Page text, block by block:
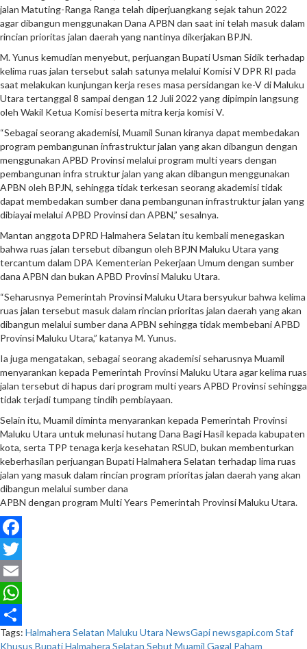
jalan Matuting-Ranga Ranga telah diperjuangkang sejak tahun 2022
agar dibangun menggunakan Dana APBN dan saat ini telah masuk dalam
rincian prioritas jalan daerah yang nantinya dikerjakan BPJN.
M. Yunus kemudian menyebut, perjuangan Bupati Usman Sidik terhadap
kelima ruas jalan tersebut salah satunya melalui Komisi V DPR RI pada
saat melakukan kunjungan kerja reses masa persidangan ke-V di Maluku
Utara tertanggal 8 sampai dengan 12 Juli 2022 yang dipimpin langsung
oleh Wakil Ketua Komisi beserta mitra kerja komisi V.
“Sebagai seorang akademisi, Muamil Sunan kiranya dapat membedakan
program pembangunan infrastruktur jalan yang akan dibangun dengan
menggunakan APBD Provinsi melalui program multi years dengan
pembangunan infra struktur jalan yang akan dibangun menggunakan
APBN oleh BPJN, sehingga tidak terkesan seorang akademisi tidak
dapat membedakan sumber dana pembangunan infrastruktur jalan yang
dibiayai melalui APBD Provinsi dan APBN,” sesalnya.
Mantan anggota DPRD Halmahera Selatan itu kembali menegaskan
bahwa ruas jalan tersebut dibangun oleh BPJN Maluku Utara yang
tercantum dalam DPA Kementerian Pekerjaan Umum dengan sumber
dana APBN dan bukan APBD Provinsi Maluku Utara.
“Seharusnya Pemerintah Provinsi Maluku Utara bersyukur bahwa kelima
ruas jalan tersebut masuk dalam rincian prioritas jalan daerah yang akan
dibangun melalui sumber dana APBN sehingga tidak membebani APBD
Provinsi Maluku Utara,” katanya M. Yunus.
Ia juga mengatakan, sebagai seorang akademisi seharusnya Muamil
menyarankan kepada Pemerintah Provinsi Maluku Utara agar kelima ruas
jalan tersebut di hapus dari program multi years APBD Provinsi sehingga
tidak terjadi tumpang tindih pembiayaan.
Selain itu, Muamil diminta menyarankan kepada Pemerintah Provinsi
Maluku Utara untuk melunasi hutang Dana Bagi Hasil kepada kabupaten
kota, serta TPP tenaga kerja kesehatan RSUD, bukan membenturkan
keberhasilan perjuangan Bupati Halmahera Selatan terhadap lima ruas
jalan yang masuk dalam rincian program prioritas jalan daerah yang akan
dibangun melalui sumber dana
APBN dengan program Multi Years Pemerintah Provinsi Maluku Utara.
Facebook
Twitter
Email
WhatsApp
Share
Tags: Halmahera Selatan Maluku Utara NewsGapinewsgapi.com Staf
Khusus Bupati Halmahera Selatan Sebut Muamil Gagal Paham